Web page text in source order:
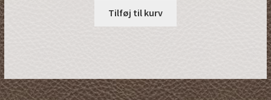
Tilføj til kurv